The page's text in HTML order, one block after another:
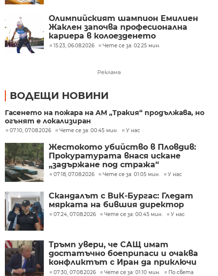
Олимпийският шампион Емилиен
Жаклен започва професионална
кариера в колоезденето
15:23, 06.08.2026 Чете се за: 02:25 мин.
Реклама
ВОДЕЩИ НОВИНИ
Гасенето на пожара на АМ „Тракия“ продължава, но
огънят е локализиран
07:10, 07.08.2026 Чете се за: 00:45 мин. У нас
Жестокото убийство в Пловдив:
Прокуратурата внася искане
„задържане под стража“
07:18, 07.08.2026 Чете се за: 01:05 мин. У нас
Скандалът с ВиК-Бургас: Гледат
мярката на бившия директор
07:24, 07.08.2026 Чете се за: 00:45 мин. У нас
Тръмп увери, че САЩ имат
достатъчно боеприпаси и очаква
конфликтът с Иран да приключи
скоро
07:30, 07.08.2026 Чете се за: 01:10 мин. По света